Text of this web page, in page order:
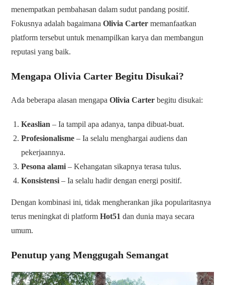
menempatkan pembahasan dalam sudut pandang positif.
Fokusnya adalah bagaimanaOlivia Carter memanfaatkan
platform tersebut untuk menampilkan karya dan membangun
reputasi yang baik.
Mengapa Olivia Carter Begitu Disukai?
Ada beberapa alasan mengapaOlivia Carter begitu disukai:
Keaslian – Ia tampil apa adanya, tanpa dibuat-buat.
Profesionalisme – Ia selalu menghargai audiens dan
pekerjaannya.
Pesona alami – Kehangatan sikapnya terasa tulus.
Konsistensi – Ia selalu hadir dengan energi positif.
Dengan kombinasi ini, tidak mengherankan jika popularitasnya
terus meningkat di platformHot51 dan dunia maya secara
umum.
Penutup yang Menggugah Semangat